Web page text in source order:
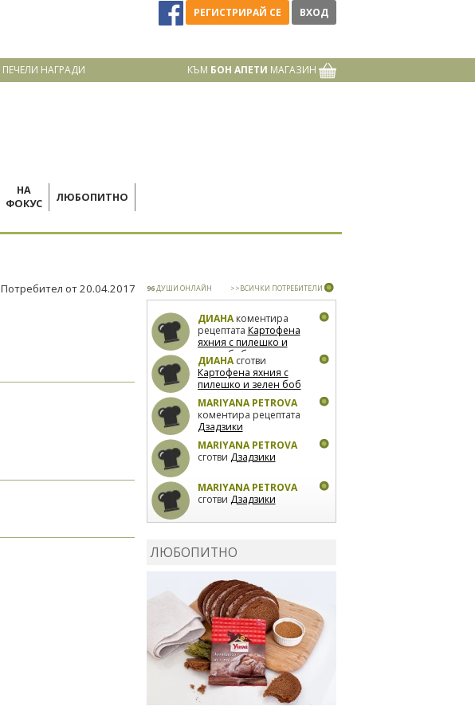
РЕГИСТРИРАЙ СЕ ВХОД
ПЕЧЕЛИ НАГРАДИ КЪМ БОН АПЕТИ МАГАЗИН
НА
ФОКУС
ЛЮБОПИТНО
Потребител от 20.04.2017 96ДУШИ ОНЛАЙН >>ВСИЧКИ ПОТРЕБИТЕЛИ
ДИАНАкоментира
рецептата Картофена
яхния с пилешко и
зелен боб
ДИАНАсготви
Картофена яхния с
пилешко и зелен боб
MARIYANA PETROVA
коментира рецептата
Дзадзики
MARIYANA PETROVA
сготви Дзадзики
MARIYANA PETROVA
сготви Дзадзики
фурна
рецептатаСвински
ребра с печени
картофи
ЛЮБОПИТНО